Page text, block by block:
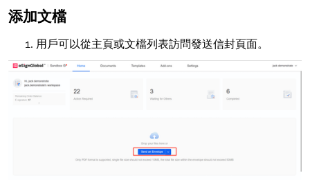
添加文檔
用戶可以從主頁或文檔列表訪問發送信封頁面。